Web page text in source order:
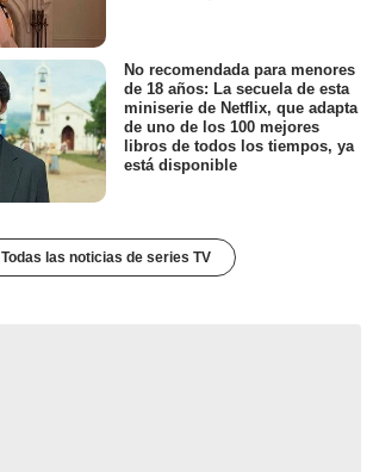
No recomendada para menores
de 18 años: La secuela de esta
miniserie de Netflix, que adapta
de uno de los 100 mejores
libros de todos los tiempos, ya
está disponible
Todas las noticias de series TV